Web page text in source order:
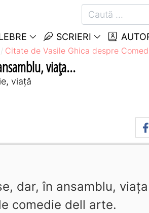
SCRIERI
Citate de Vasile Ghica despre
viaţa...
viață
dar, în ansamblu,
comedie dell arte.